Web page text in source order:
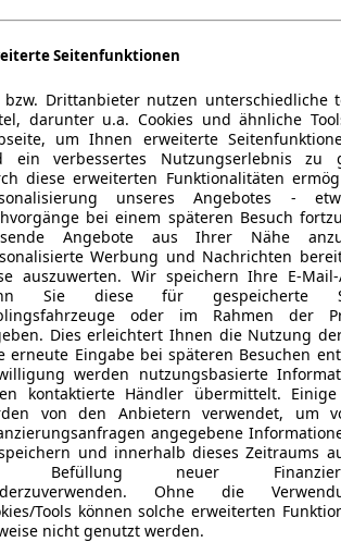
2026AutomatikKombi4 Türen
· 121 g/km CO2* · CO2-Klasse D
Seitenfunktionen
bzw. Drittanbieter nutzen unterschiedliche
darunter u.a. Cookies und ähnliche
um Ihnen erweiterte
ein verbessertes Nutzungserlebnis zu
diese erweiterten Funktionalitäten
unseres Angebotes -
bei einem späteren Besuch
Angebote aus Ihrer Nähe
Werbung und Nachrichten
auszuwerten. Wir speichern Ihre E-Mail-
Sie diese für gespeicherte
oder im Rahmen der
Dies erleichtert Ihnen die Nutzung
erneute Eingabe bei späteren Besuchen
werden nutzungsbasierte
kontaktierte Händler übermittelt. Einige
von den Anbietern verwendet, um
angegebene
und innerhalb dieses Zeitraums
Befüllung neuer
Ohne die
Tools können solche erweiterten
nicht genutzt werden.